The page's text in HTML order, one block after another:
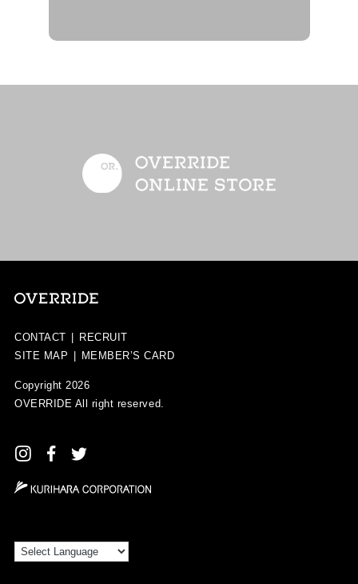
CONTACT
RECRUIT
SITE MAP
MEMBER’S CARD
Copyright 2026
OVERRIDE All right reserved.